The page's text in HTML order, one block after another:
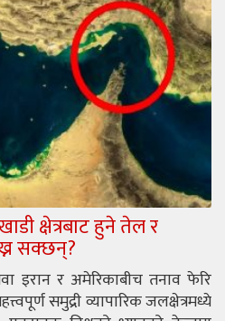
क्षेत्रबाट हुने तेल र
सक्छन्?
इरान र अमेरिकाबीच तनाव फेरि
समुद्री व्यापारिक जलक्षेत्रमध्ये